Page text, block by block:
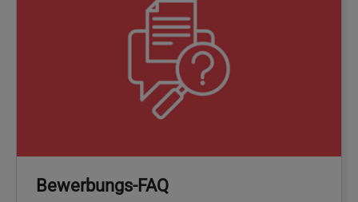
Bewerbungs-FAQ